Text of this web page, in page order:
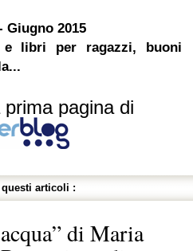
2015
libri per ragazzi, buoni
pagina di
questi articoli :
di Maria